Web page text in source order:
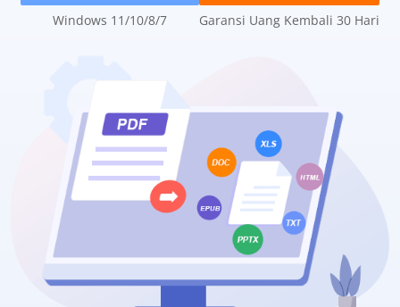
Windows 11/10/8/7 Garansi Uang Kembali 30 Hari